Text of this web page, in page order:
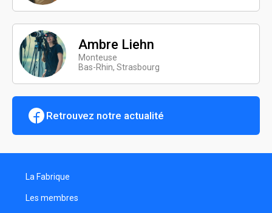
Ambre Liehn
Monteuse
Bas-Rhin, Strasbourg
Retrouvez notre actualité
La Fabrique
Les membres